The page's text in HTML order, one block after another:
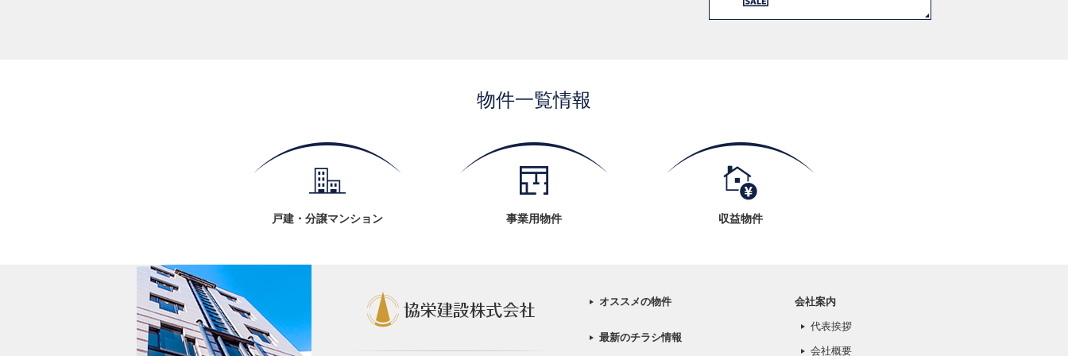
物件一覧情報
戸建・分譲マンション 事業用物件 収益物件
オススメの物件
最新のチラシ情報
会社案内
代表挨拶
会社概要